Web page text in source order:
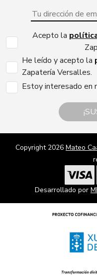
Acepto la
He leído y acepto la
Zapatería Versalles.
Estoy interesado en
Copyright 2026 Mateo
Desarrollado por